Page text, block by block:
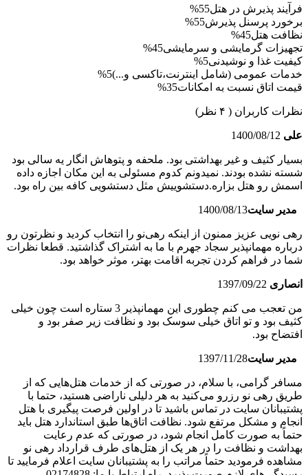
فرآیند پذیرش در هتل55%
برخورد پرسنل پذیرش55%
نظافت هتل45%
تجهیزات گرمایشی و سرمایشی45%
کیفیت غذا و نوشیدنی5%
خدمات عمومی (شامل اینترنت،تاکسی و...)5%
قیمت اتاق نسبت به امکانات35%
نظرات کاربران ( ۴ نظر)
علی 1400/08/12
بسیار کثیف و غیر بهداشتی بود. ملحفه و پتوهاش انگار یه سالی بود
شسته نشده بودند. نمیدونم کدوم مسئولی به این مکان اجازه داده
اسمش رو هتل بزاره.دستشوییش مثل دستشویی کافه بین راه بود.
مدیر سایت1400/08/13
رهی نویی عزیز ممنون از اینکه رهی‌نو را انتخاب کردید و نظرتون رو
درباره مهمانپذیر سجاد جهرم با ما به اشتراک گذاشتید. قطعا نظرات
شما در فراهم کردن تجربه اقامت بهتر، موثر خواهد بود.
انصاری 1397/09/22
من تعجب می کنم چطوری این مهمانپذیر 3 ستاره است چون خیلی
کثیف بود و تو اتاق خیلی سوسک بود و نظافت زیر صفر بود و
افتضاح بود.
مدیر سایت1397/11/28
مسافر گرامی، با سلام، در صورتی که از خدمات هتل‌هایی که از
طریق رهی نو رزرو می‌کنید به هر دلیلی ناراضی هستید، حتما با
پشتیبانان سایت در تماس باشید تا در اولین فرصت پیگیری با هتل
انجام و مشکل مرتفع شود. نظافت اتاق‌ها طبق استاندارد هتل باید
حتماً به صورت کامل انجام شود، در صورتی که عدم رعایت
بهداشت و نظافت را در هر یک از هتل‌های طرف قرارداد رهی نو
مشاهده فرمودید حتماً مراتب را به پشتیبانان سایت اعلام فرمایید تا